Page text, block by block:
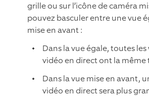
grille ou sur l’icône de caméra
pouvez basculer entre une vue
mise en avant :
Dans la vue égale, toutes
vidéo en direct ont la même
Dans la vue mise en avant,
vidéo en direct sera plus